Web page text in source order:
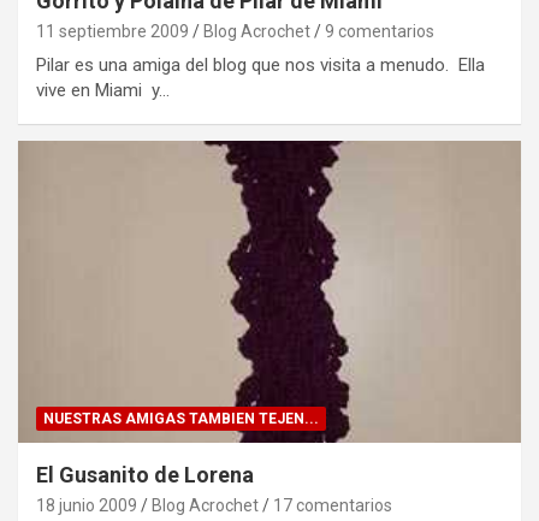
11 septiembre 2009 Blog Acrochet 9 comentarios
Pilar es una amiga del blog que nos visita a menudo. Ella
vive en Miami y…
NUESTRAS AMIGAS TAMBIEN TEJEN...
El Gusanito de Lorena
18 junio 2009 Blog Acrochet 17 comentarios